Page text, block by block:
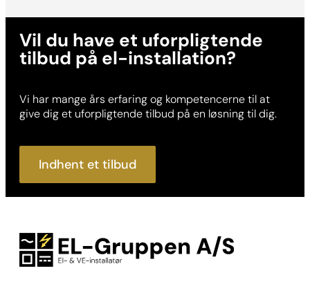
Vil du have et uforpligtende
tilbud på el-installation?
Vi har mange års erfaring og kompetencerne til at
give dig et uforpligtende tilbud på en løsning til dig.
Indhent et tilbud